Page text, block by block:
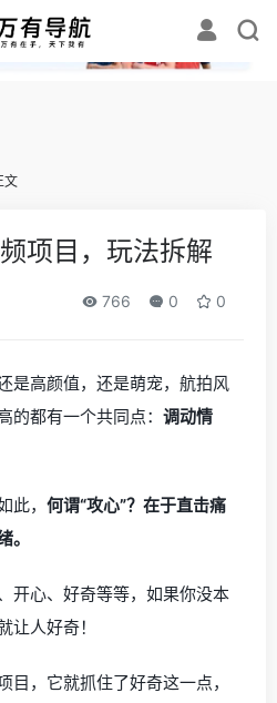
✕
文
项目，玩法拆解
766 0 0
是高颜值，还是萌宠，航拍风
的都有一个共同点： 调动情
此， 何谓“攻心”？在于直击痛
。
开心、好奇等等，如果你没本
让人好奇！
目，它就抓住了好奇这一点，